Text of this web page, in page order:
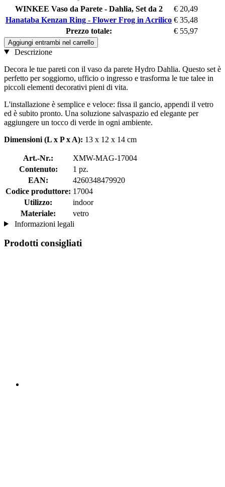
WINKEE Vaso da Parete - Dahlia, Set da 2
€ 20,49
Hanataba Kenzan Ring - Flower Frog in Acrilico € 35,48
Prezzo totale:
€ 55,97
Aggiungi entrambi nel carrello
Descrizione
Decora le tue pareti con il vaso da parete Hydro Dahlia. Questo set è
perfetto per soggiorno, ufficio o ingresso e trasforma le tue talee in
piccoli elementi decorativi pieni di vita.
L'installazione è semplice e veloce: fissa il gancio, appendi il vetro
ed è subito pronto. Una soluzione salvaspazio ed elegante per
aggiungere un tocco di verde in ogni ambiente.
Dimensioni (L x P x A): 13 x 12 x 14 cm
Art.-Nr.:
XMW-MAG-17004
Contenuto:
1 pz.
EAN:
4260348479920
Codice produttore: 17004
Utilizzo:
indoor
Materiale:
vetro
Informazioni legali
Prodotti consigliati